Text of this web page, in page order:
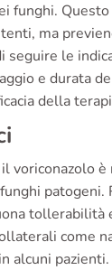
funghi.
ma
seguire le
e durata
della
voriconazolo è
patogeni.
tollerabilità
come
alcuni pazienti.